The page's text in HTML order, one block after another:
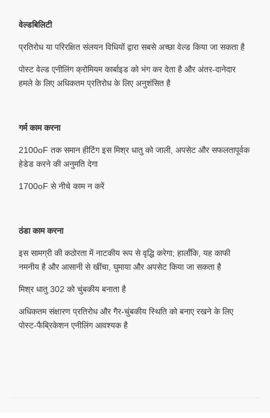
वेल्डबिलिटी
प्रतिरोध या परिरक्षित संलयन विधियों द्वारा सबसे अच्छा वेल्ड किया जा सकता है
पोस्ट वेल्ड एनीलिंग क्रोमियम कार्बाइड को भंग कर देता है और अंतर-दानेदार
हमले के लिए अधिकतम प्रतिरोध के लिए अनुशंसित है
गर्म काम करना
2100oF तक समान हीटिंग इस मिश्र धातु को जाली, अपसेट और सफलतापूर्वक
हेडेड करने की अनुमति देगा
1700oF से नीचे काम न करें
ठंडा काम करना
इस सामग्री की कठोरता में नाटकीय रूप से वृद्धि करेगा; हालाँकि, यह काफी
नमनीय है और आसानी से खींचा, घुमाया और अपसेट किया जा सकता है
मिश्र धातु 302 को चुंबकीय बनाता है
अधिकतम संक्षारण प्रतिरोध और गैर-चुंबकीय स्थिति को बनाए रखने के लिए
पोस्ट-फैब्रिकेशन एनीलिंग आवश्यक है